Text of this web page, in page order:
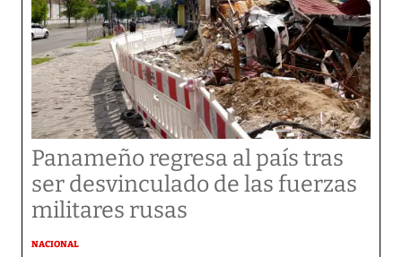
Panameño regresa al país tras
ser desvinculado de las fuerzas
militares rusas
NACIONAL